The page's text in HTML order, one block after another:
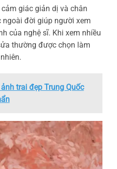
giác giản dị và chân
đời giúp người xem
của nghệ sĩ. Khi xem nhiều
thường được chọn làm
trai đẹp Trung Quốc